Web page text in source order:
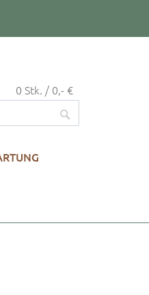
0 Stk. / 0,- €